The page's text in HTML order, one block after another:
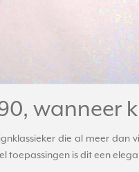
wanneer
die al meer
toepassingen is dit een